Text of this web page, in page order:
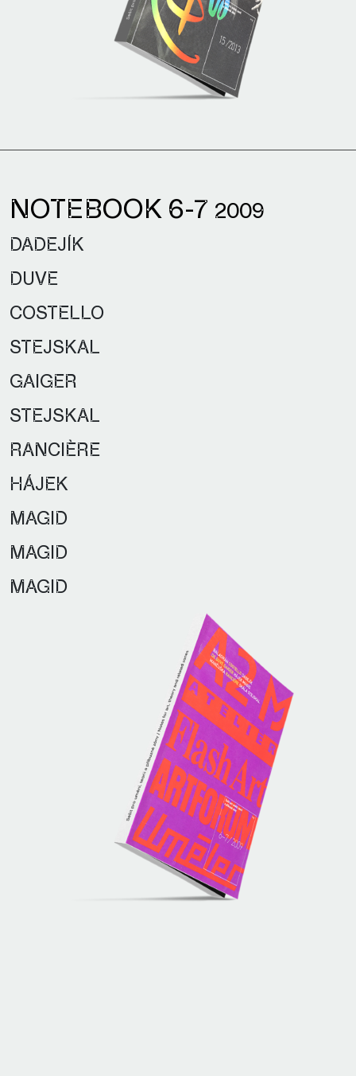
NOTEBOOK 6-7 2009
DADEJÍK
DUVE
COSTELLO
STEJSKAL
GAIGER
STEJSKAL
RANCIÈRE
HÁJEK
MAGID
MAGID
MAGID